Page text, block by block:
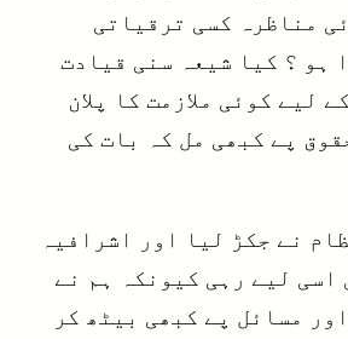
مناظرہ کسی ترقیاتی
ہو ؟ کیا شیعہ سنی قیادت
لیے کوئی ملازمت کا پلان
پے کبھی مل کہ بات کی
نے جکڑ لیا اور اشرافیہ
اسی لیے رہی کیونکہ ہم نے
مسائل پے کبھی بیٹھ کر